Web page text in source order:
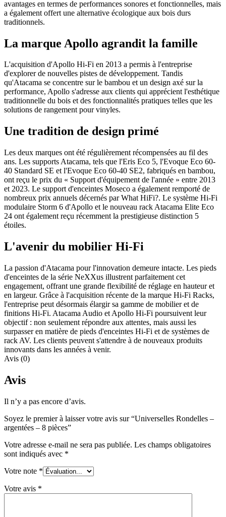
avantages en termes de performances sonores et fonctionnelles, mais
a également offert une alternative écologique aux bois durs
traditionnels.
La marque Apollo agrandit la famille
L'acquisition d'Apollo Hi-Fi en 2013 a permis à l'entreprise
d'explorer de nouvelles pistes de développement. Tandis
qu'Atacama se concentre sur le bambou et un design axé sur la
performance, Apollo s'adresse aux clients qui apprécient l'esthétique
traditionnelle du bois et des fonctionnalités pratiques telles que les
solutions de rangement pour vinyles.
Une tradition de design primé
Les deux marques ont été régulièrement récompensées au fil des
ans. Les supports Atacama, tels que l'Eris Eco 5, l'Evoque Eco 60-
40 Standard SE et l'Evoque Eco 60-40 SE2, fabriqués en bambou,
ont reçu le prix du « Support d'équipement de l'année » entre 2013
et 2023. Le support d'enceintes Moseco a également remporté de
nombreux prix annuels décernés par What HiFi?. Le système Hi-Fi
modulaire Storm 6 d'Apollo et le nouveau rack Atacama Elite Eco
24 ont également reçu récemment la prestigieuse distinction 5
étoiles.
L'avenir du mobilier Hi-Fi
La passion d'Atacama pour l'innovation demeure intacte. Les pieds
d'enceintes de la série NeXXus illustrent parfaitement cet
engagement, offrant une grande flexibilité de réglage en hauteur et
en largeur. Grâce à l'acquisition récente de la marque Hi-Fi Racks,
l'entreprise peut désormais élargir sa gamme de mobilier et de
finitions Hi-Fi. Atacama Audio et Apollo Hi-Fi poursuivent leur
objectif : non seulement répondre aux attentes, mais aussi les
surpasser en matière de pieds d'enceintes Hi-Fi et de systèmes de
rack AV. Les clients peuvent s'attendre à de nouveaux produits
innovants dans les années à venir.
Avis (0)
Avis
Il n’y a pas encore d’avis.
Soyez le premier à laisser votre avis sur “Universelles Rondelles –
argentées – 8 pièces”
Votre adresse e-mail ne sera pas publiée. Les champs obligatoires
sont indiqués avec *
Votre note *
Votre avis *